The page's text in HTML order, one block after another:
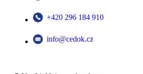
+420 296 184 910
info@cedok.cz